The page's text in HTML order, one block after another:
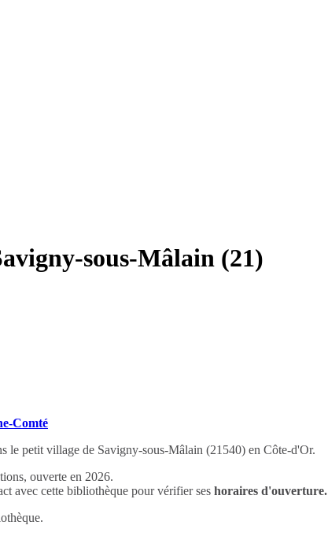
sous-Mâlain (21)
Comté
le petit village de Savigny-sous-Mâlain (21540) en Côte-d'Or.
ouverte en 2026.
avec cette bibliothèque pour vérifier ses horaires d'ouverture.